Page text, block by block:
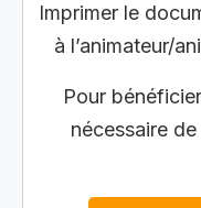
Imprimer le
à l’animateur/
Pour
nécessaire